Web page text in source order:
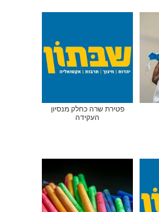
פטירת שרה כחלק מנסיון
העקידה